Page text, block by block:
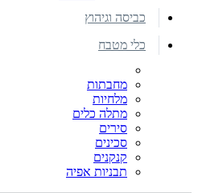
כביסה וגיהוץ
כלי מטבח
מחבתות
מלחיות
מתלה כלים
סירים
סכינים
קנקנים
תבניות אפיה